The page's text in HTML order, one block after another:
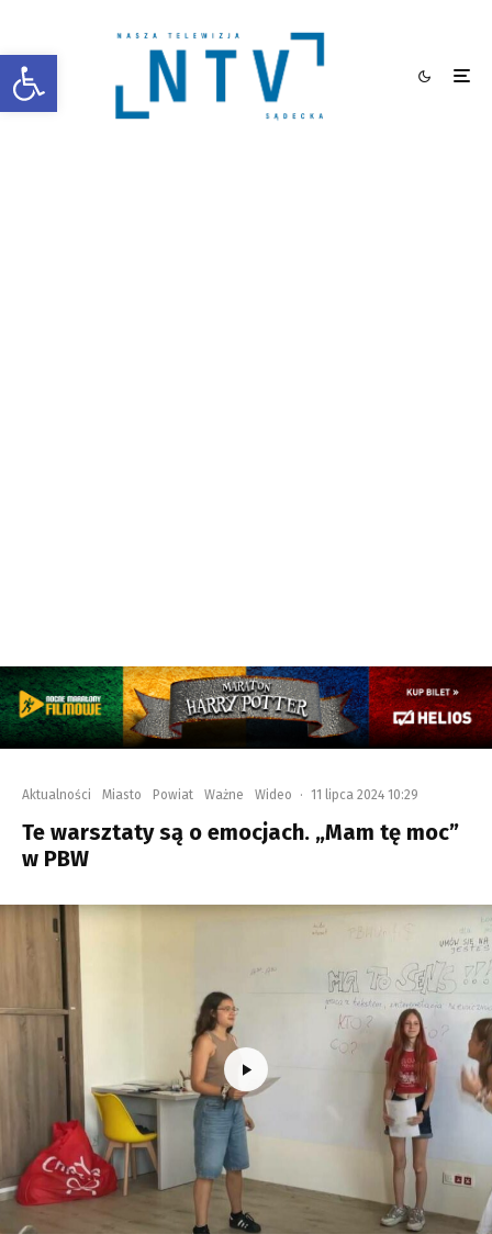
Otwórz pasek narzędzi
Aktualności Miasto Powiat Ważne Wideo · 11 lipca 2024 10:29
Te warsztaty są o emocjach. „Mam tę moc”
w PBW